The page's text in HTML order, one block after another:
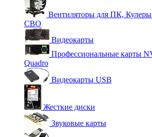
Вентиляторы для ПК, Кулеры
СВО
Видеокарты
Профессиональные карты
Quadro
Видеокарты USB
Жесткие диски
Звуковые карты